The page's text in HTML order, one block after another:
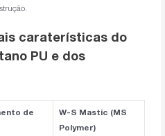
caraterísticas do
PU e dos
de
W-S Mastic (MS
Polymer)